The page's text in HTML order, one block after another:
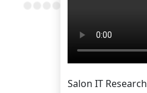
Salon IT